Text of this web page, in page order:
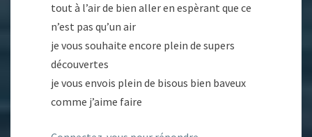
tout à l’air de bien aller en espèrant que ce
n’est pas qu’un air
je vous souhaite encore plein de supers
découvertes
je vous envois plein de bisous bien baveux
comme j’aime faire